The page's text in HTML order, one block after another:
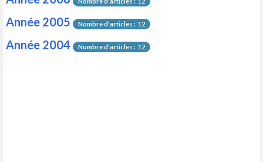
Année 2005 Nombre d'articles : 12
Année 2004 Nombre d'articles : 12